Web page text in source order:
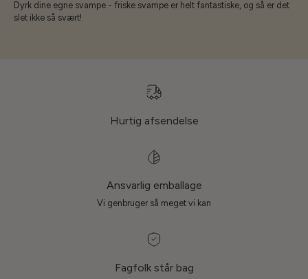
Dyrk dine egne svampe - friske svampe er helt fantastiske, og så er det
slet ikke så svært!
Hurtig afsendelse
Ansvarlig emballage
Vi genbruger så meget vi kan
Fagfolk står bag